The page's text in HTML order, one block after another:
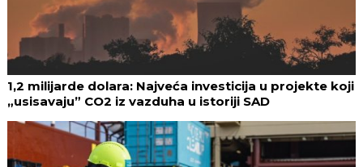
1,2 milijarde dolara: Najveća investicija u projekte koji
„usisavaju” CO2 iz vazduha u istoriji SAD